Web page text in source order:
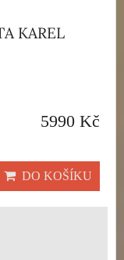
KAREL
5990 Kč
DO KOŠÍKU